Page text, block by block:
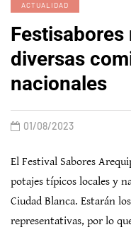
ACTUALIDAD
diversas
nacionales
01/08/2023
El Festival Sabores
potajes típicos locales y
Ciudad Blanca. Estarán
representativas, por lo